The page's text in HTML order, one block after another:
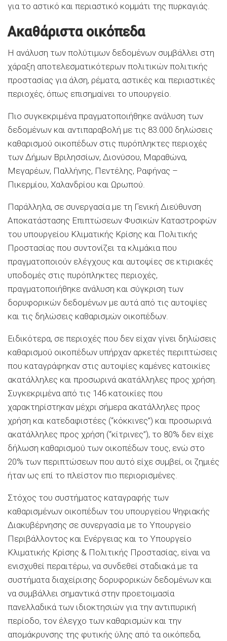
για το αστικό και περιαστικό κομμάτι της πυρκαγιάς.
Ακαθάριστα οικόπεδα
Η ανάλυση των πολύτιμων δεδομένων συμβάλλει στη
χάραξη αποτελεσματικότερων πολιτικών πολιτικής
προστασίας για άλση, ρέματα, αστικές και περιαστικές
περιοχές, όπως επισημαίνει το υπουργείο.
Πιο συγκεκριμένα πραγματοποιήθηκε ανάλυση των
δεδομένων και αντιπαραβολή με τις 83.000 δηλώσεις
καθαρισμού οικοπέδων στις πυρόπληκτες περιοχές
των Δήμων Βριλησσίων, Διονύσου, Μαραθώνα,
Μεγαρέων, Παλλήνης, Πεντέλης, Ραφήνας –
Πικερμίου, Χαλανδρίου και Ωρωπού.
Παράλληλα, σε συνεργασία με τη Γενική Διεύθυνση
Αποκατάστασης Επιπτώσεων Φυσικών Καταστροφών
του υπουργείου Κλιματικής Κρίσης και Πολιτικής
Προστασίας που συντονίζει τα κλιμάκια που
πραγματοποιούν ελέγχους και αυτοψίες σε κτιριακές
υποδομές στις πυρόπληκτες περιοχές,
πραγματοποιήθηκε ανάλυση και σύγκριση των
δορυφορικών δεδομένων με αυτά από τις αυτοψίες
και τις δηλώσεις καθαρισμών οικοπέδων.
Ειδικότερα, σε περιοχές που δεν είχαν γίνει δηλώσεις
καθαρισμού οικοπέδων υπήρχαν αρκετές περιπτώσεις
που καταγράφηκαν στις αυτοψίες καμένες κατοικίες
ακατάλληλες και προσωρινά ακατάλληλες προς χρήση.
Συγκεκριμένα από τις 146 κατοικίες που
χαρακτηρίστηκαν μέχρι σήμερα ακατάλληλες προς
χρήση και κατεδαφιστέες (“κόκκινες”) και προσωρινά
ακατάλληλες προς χρήση (“κίτρινες”), το 80% δεν είχε
δήλωση καθαρισμού των οικοπέδων τους, ενώ στο
20% των περιπτώσεων που αυτό είχε συμβεί, οι ζημιές
ήταν ως επί το πλείστον πιο περιορισμένες.
Στόχος του συστήματος καταγραφής των
καθαρισμένων οικοπέδων του υπουργείου Ψηφιακής
Διακυβέρνησης σε συνεργασία με το Υπουργείο
Περιβάλλοντος και Ενέργειας και το Υπουργείο
Κλιματικής Κρίσης & Πολιτικής Προστασίας, είναι να
ενισχυθεί περαιτέρω, να συνδεθεί σταδιακά με τα
συστήματα διαχείρισης δορυφορικών δεδομένων και
να συμβάλλει σημαντικά στην προετοιμασία
πανελλαδικά των ιδιοκτησιών για την αντιπυρική
περίοδο, τον έλεγχο των καθαρισμών και την
απομάκρυνσης της φυτικής ύλης από τα οικόπεδα,